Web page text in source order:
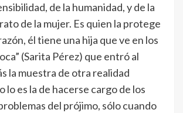
de la humanidad, y de la
de la mujer. Es quien la protege
él tiene una hija que ve en los
(Sarita Pérez) que entró al
la muestra de otra realidad
lo es la de hacerse cargo de los
del prójimo, sólo cuando